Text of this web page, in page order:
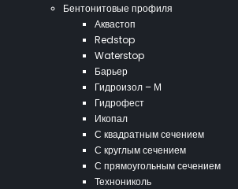
Бентонитовые профиля
Аквастоп
Redstop
Waterstop
Барьер
Гидроизол – М
Гидрофест
Икопал
С квадратным сечением
С круглым сечением
С прямоугольным сечением
Технониколь